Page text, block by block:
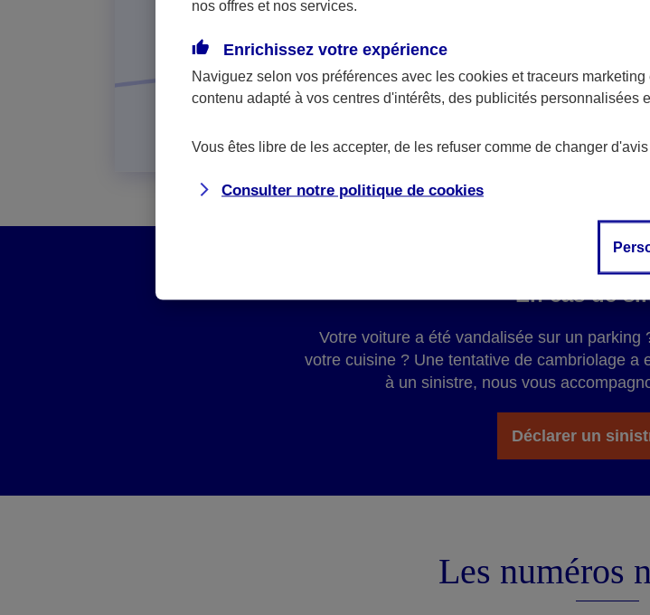
En cas de
Votre voiture a été vandalisée sur un
votre cuisine ? Une tentative de cambriolage a
à un sinistre, nous vous
Déclarer un
Les numéros
nos offres et nos services.
Enrichissez votre expérience
Naviguez selon vos préférences avec les cookies et traceurs marketing
contenu adapté à vos centres d'intérêts, des publicités personnalisées
Vous êtes libre de les accepter, de les refuser comme de changer
Consulter notre politique de cookies